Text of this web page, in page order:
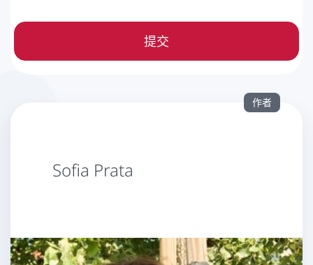
提交
作者
Sofia Prata